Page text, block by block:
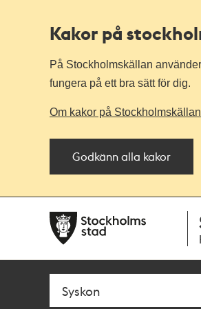
Kakor på
På Stockholmskällan
fungera på ett bra sätt för dig.
Om kakor på Stockholmskällan
Godkänn alla kakor
navigationen
huvudinnehållet
Sök